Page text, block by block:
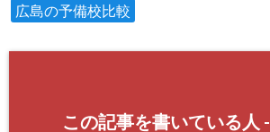
広島の予備校比較
この記事を書いている人 -